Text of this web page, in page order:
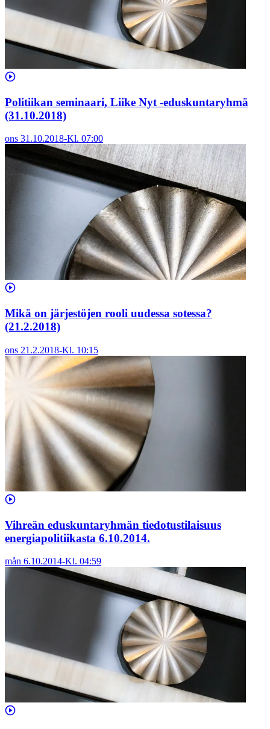
Politiikan seminaari, Liike Nyt -eduskuntaryhmä
(31.10.2018)
ons 31.10.2018-Kl. 07:00
Mikä on järjestöjen rooli uudessa sotessa?
(21.2.2018)
ons 21.2.2018-Kl. 10:15
Vihreän eduskuntaryhmän tiedotustilaisuus
energiapolitiikasta 6.10.2014.
mån 6.10.2014-Kl. 04:59